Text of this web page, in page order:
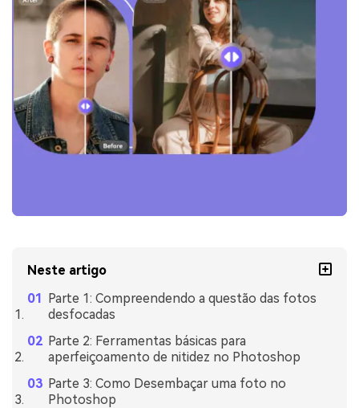
Neste artigo
Parte 1: Compreendendo a questão das fotos
desfocadas
Parte 2: Ferramentas básicas para
aperfeiçoamento de nitidez no Photoshop
Parte 3: Como Desembaçar uma foto no
Photoshop